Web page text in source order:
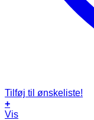
Tilføj til ønskeliste!
+
Vis